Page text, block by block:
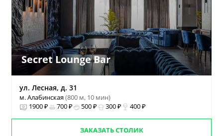
Secret Lounge Bar
ул. Лесная, д. 31
м. Алабинская(800 м, 10 мин)
1900 ₽
700 ₽ 500 ₽ 300 ₽ 400 ₽
ЗАКАЗАТЬ СТОЛИК